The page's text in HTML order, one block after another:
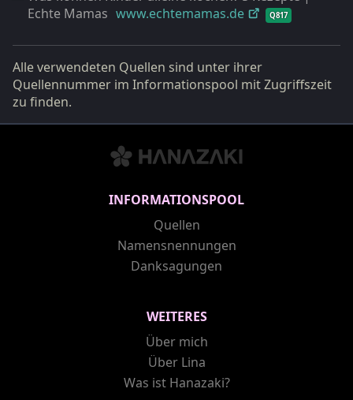
Echte Mamas www.echtemamas.de Q817
Alle verwendeten Quellen sind unter ihrer
Quellennummer im Informationspool mit Zugriffszeit
zu finden.
INFORMATIONSPOOL
Quellen
Namensnennungen
Danksagungen
WEITERES
Über mich
Über Lina
Was ist Hanazaki?